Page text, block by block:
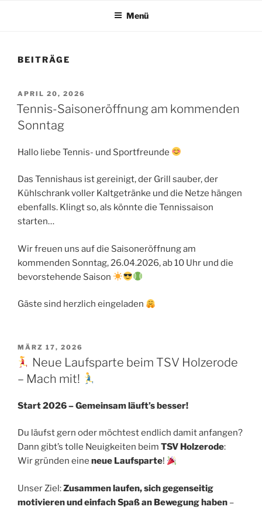
Menü
BEITRÄGE
VERÖFFENTLICHT
AM
APRIL 20, 2026
Tennis-Saisoneröffnung am kommenden
Sonntag
Hallo liebe Tennis- und Sportfreunde
Das Tennishaus ist gereinigt, der Grill sauber, der
Kühlschrank voller Kaltgetränke und die Netze hängen
ebenfalls. Klingt so, als könnte die Tennissaison
starten…
Wir freuen uns auf die Saisoneröffnung am
kommenden Sonntag, 26.04.2026, ab 10 Uhr und die
bevorstehende Saison
Gäste sind herzlich eingeladen
VERÖFFENTLICHT
AM
MÄRZ 17, 2026
Neue Laufsparte beim TSV Holzerode
– Mach mit!
Start 2026 – Gemeinsam läuft’s besser!
Du läufst gern oder möchtest endlich damit anfangen?
Dann gibt’s tolle Neuigkeiten beim TSV Holzerode:
Wir gründen eine neue Laufsparte!
Unser Ziel:Zusammen laufen, sich gegenseitig
motivieren und einfach Spaß an Bewegung haben –